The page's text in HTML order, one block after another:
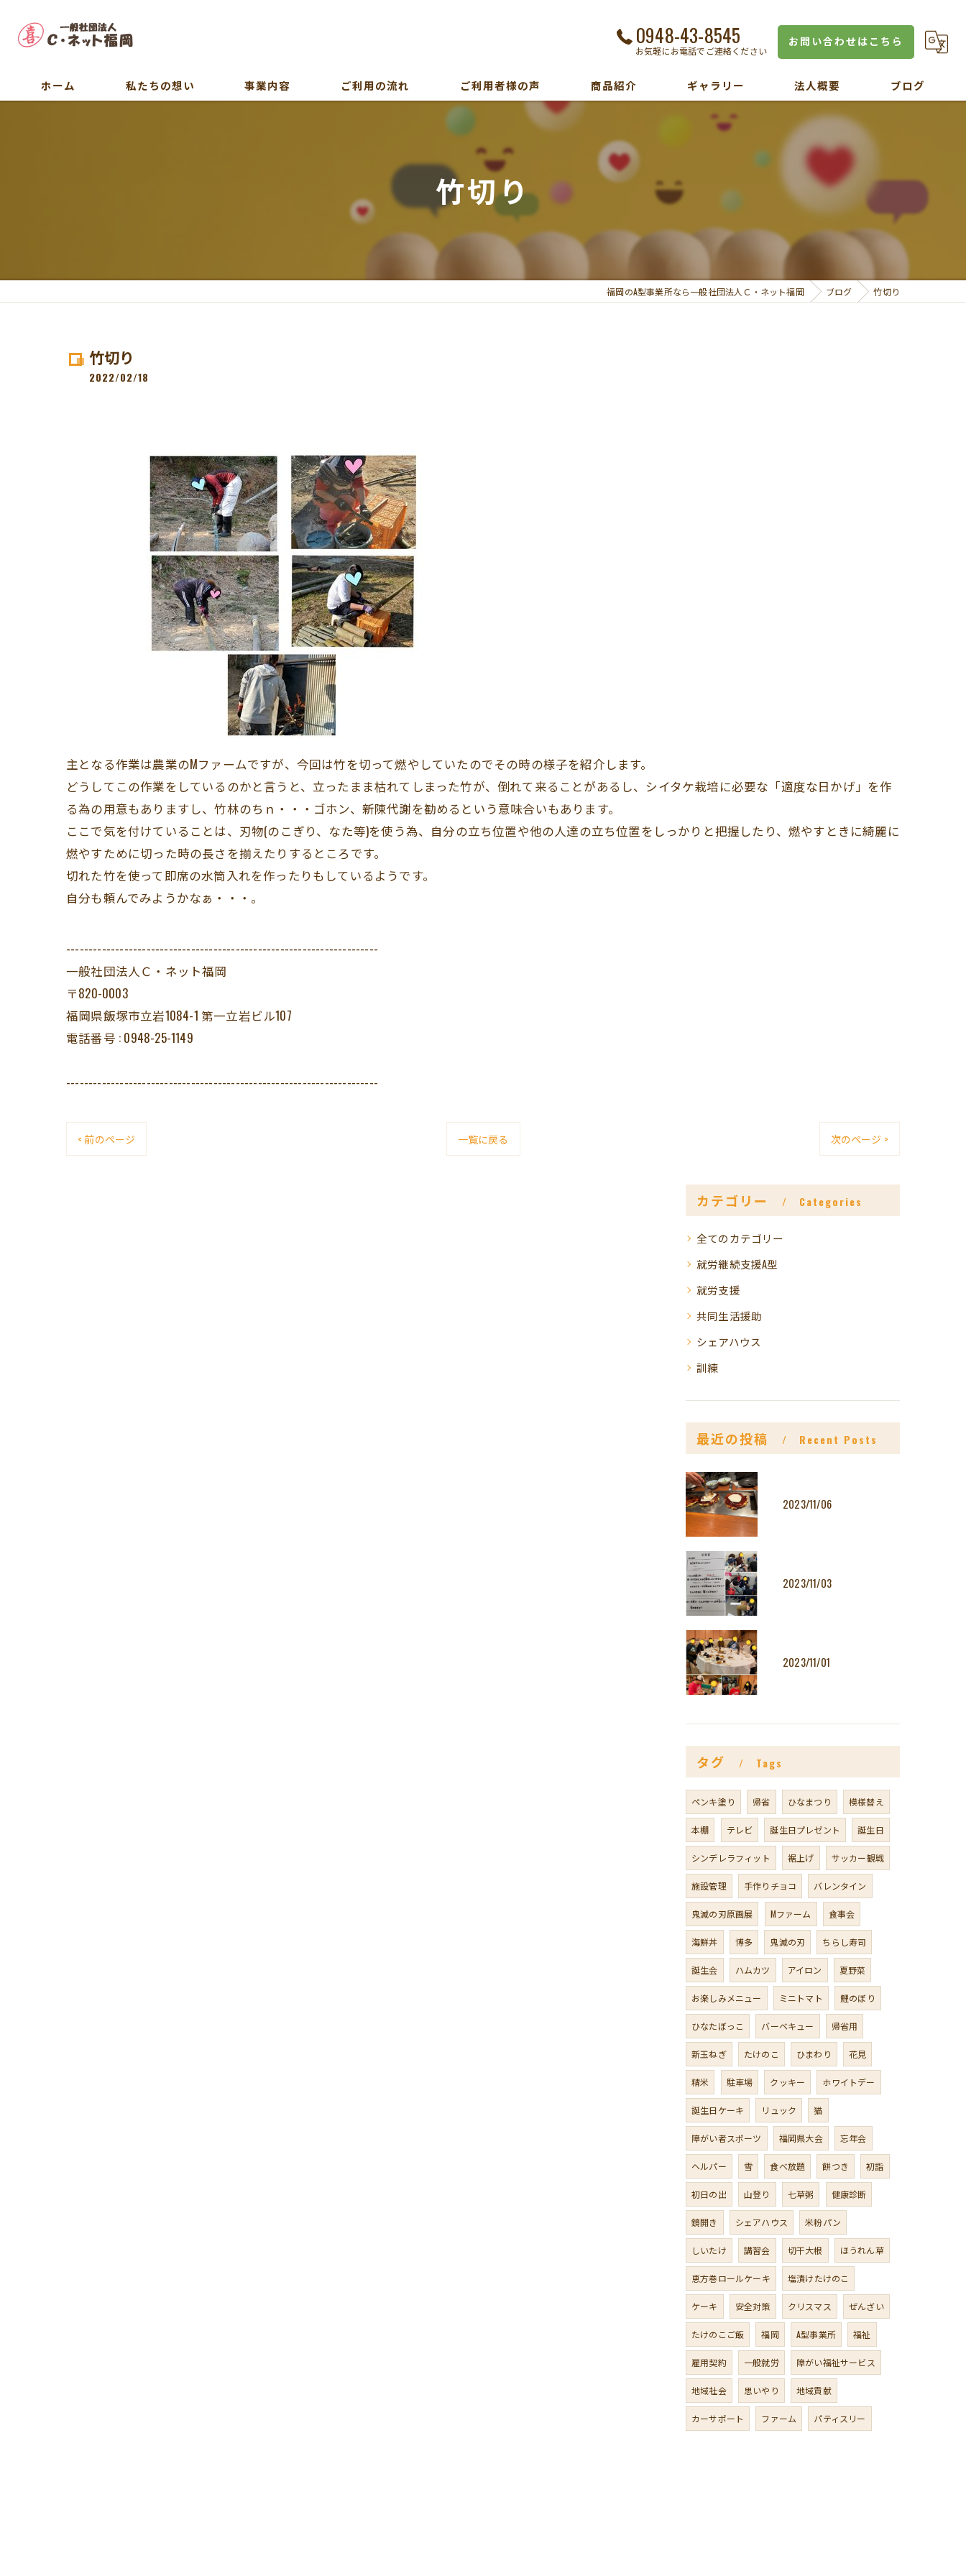
0948-43-8545
お気軽にお電話でご連絡ください
お問い合わせはこちら
ホーム 私たちの想い 事業内容 ご利用の流れ ご利用者様の声 商品紹介 ギャラリー 法人概要 ブログ
竹切り
福岡のA型事業所なら一般社団法人Ｃ・ネット福岡 ブログ 竹切り
竹切り
2022/02/18
主となる作業は農業のMファームですが、今回は竹を切って燃やしていたのでその時の様子を紹介します。
どうしてこの作業をしているのかと言うと、立ったまま枯れてしまった竹が、倒れて来ることがあるし、シイタケ栽培に必要な「適度な日かげ」を作
る為の用意もありますし、竹林のちｎ・・・ゴホン、新陳代謝を勧めるという意味合いもあります。
ここで気を付けていることは、刃物(のこぎり、なた等)を使う為、自分の立ち位置や他の人達の立ち位置をしっかりと把握したり、燃やすときに綺麗に
燃やすために切った時の長さを揃えたりするところです。
切れた竹を使って即席の水筒入れを作ったりもしているようです。
自分も頼んでみようかなぁ・・・。
----------------------------------------------------------------------
一般社団法人Ｃ・ネット福岡
〒820-0003
福岡県飯塚市立岩1084-1 第一立岩ビル107
電話番号 : 0948-25-1149
----------------------------------------------------------------------
< 前のページ 一覧に戻る 次のページ >
カテゴリー Categories
全てのカテゴリー
就労継続支援A型
就労支援
共同生活援助
シェアハウス
訓練
最近の投稿 Recent Posts
2023/11/06
2023/11/03
2023/11/01
タグ Tags
ペンキ塗り 帰省 ひなまつり 模様替え
本棚 テレビ 誕生日プレゼント 誕生日
シンデレラフィット 裾上げ サッカー観戦
施設管理 手作りチョコ バレンタイン
鬼滅の刃原画展 Mファーム 食事会
海鮮丼 博多 鬼滅の刃 ちらし寿司
誕生会 ハムカツ アイロン 夏野菜
お楽しみメニュー ミニトマト 鯉のぼり
ひなたぼっこ バーベキュー 帰省用
新玉ねぎ たけのこ ひまわり 花見
精米 駐車場 クッキー ホワイトデー
誕生日ケーキ リュック 猫
障がい者スポーツ 福岡県大会 忘年会
ヘルパー 雪 食べ放題 餅つき 初詣
初日の出 山登り 七草粥 健康診断
鏡開き シェアハウス 米粉パン
しいたけ 講習会 切干大根 ほうれん草
恵方巻ロールケーキ 塩漬けたけのこ
ケーキ 安全対策 クリスマス ぜんざい
たけのこご飯 福岡 A型事業所 福祉
雇用契約 一般就労 障がい福祉サービス
地域社会 思いやり 地域貢献
カーサポート ファーム パティスリー